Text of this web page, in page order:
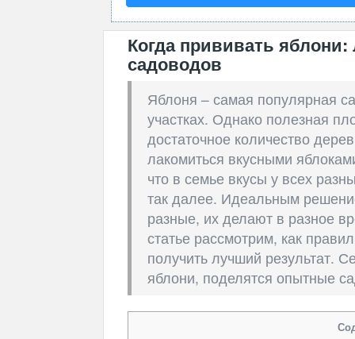
Когда прививать
садоводов
Яблоня – самая популярная
участках. Однако полезная
достаточное количество
лакомиться вкусными
что в семье вкусы у всех
так далее. Идеальным
разные, их делают в разное
статье рассмотрим, как
получить лучший результат.
яблони, поделятся опытные